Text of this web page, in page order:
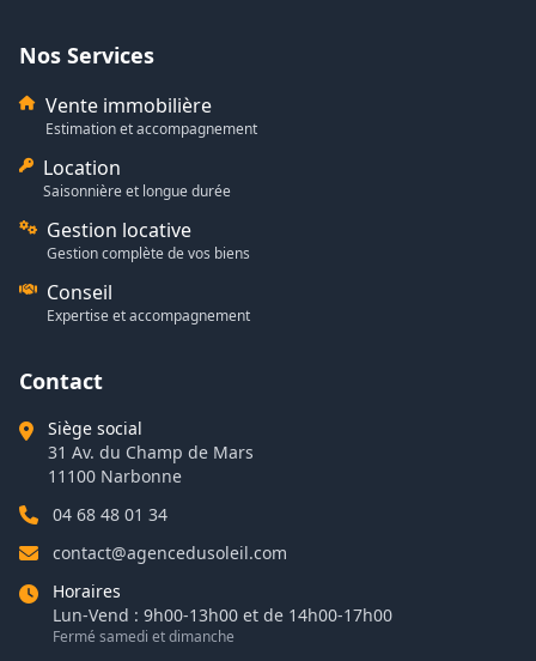
Nos Services
Vente immobilière
Estimation et accompagnement
Location
Saisonnière et longue durée
Gestion locative
Gestion complète de vos biens
Conseil
Expertise et accompagnement
Contact
Siège social
31 Av. du Champ de Mars
11100 Narbonne
04 68 48 01 34
contact@agencedusoleil.com
Horaires
Lun-Vend : 9h00-13h00 et de 14h00-17h00
Fermé samedi et dimanche